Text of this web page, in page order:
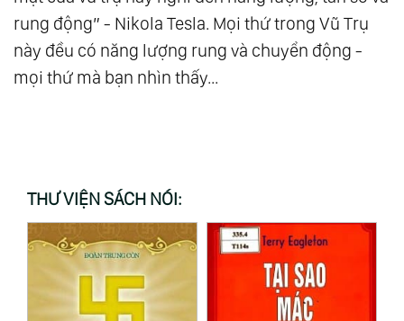
rung động” - Nikola Tesla. Mọi thứ trong Vũ Trụ
này đều có năng lượng rung và chuyển động -
mọi thứ mà bạn nhìn thấy...
THƯ VIỆN SÁCH NÓI: